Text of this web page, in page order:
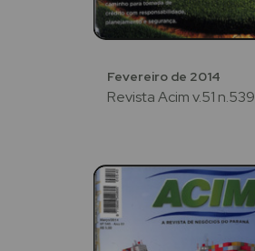
Fevereiro de 2014
Revista Acim v.51 n.539